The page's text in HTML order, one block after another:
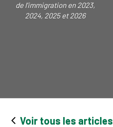
de l'immigration en 2023,
2024, 2025 et 2026
Voir tous les articles